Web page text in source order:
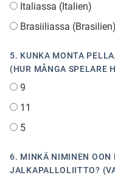
Italiassa (Italien)
Brasiiliassa (Brasilien)
5. KUNKA MONTA
(HUR MÅNGA SPELARE
9
11
5
6. MINKÄ NIMINEN OON
JALKAPALLOLIITTO?